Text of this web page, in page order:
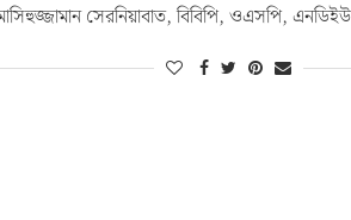
সেরনিয়াবাত, বিবিপি, ওএসপি,